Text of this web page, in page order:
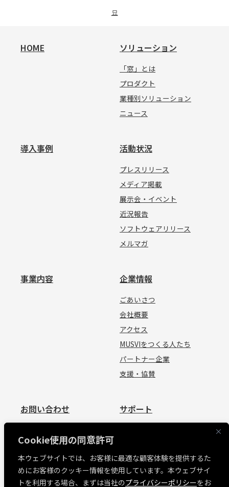
Cookie使用の同意許可
本ウェブサイトでは、お客様に最適な顧客体験を提供するた
めにお客様のクッキー情報を使用しています。本ウェブサイ
トを利用する場合、まずは当社のプライバシーポリシーをお
묘
HOME ソリューション
「窓」とは
プロダクト
業種別ソリューション
ニュース
導入事例 活動状況
プレスリリース
メディア掲載
展示会・イベント
近況報告
ソフトウェアリリース
メルマガ
事業内容 企業情報
ごあいさつ
会社概要
アクセス
MUSVIをつくる人たち
パートナー企業
支援・協賛
お問い合わせ
見積依頼
サポート
お問い合わせ
MUSVI BASE ログイン